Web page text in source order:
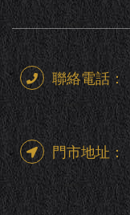
聯絡電話：
門市地址：